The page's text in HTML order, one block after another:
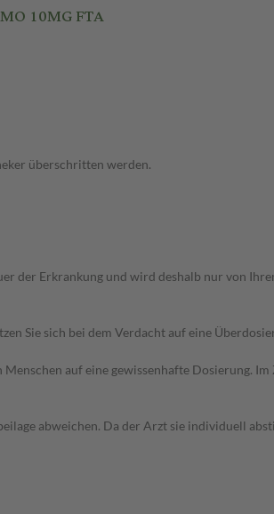
10MG FTA
überschritten werden.
der Erkrankung und wird deshalb nur von
Sie sich bei dem Verdacht auf eine
auf eine gewissenhafte Dosierung.
abweichen. Da der Arzt sie individuell